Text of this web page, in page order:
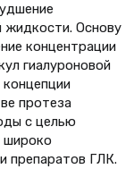
жидкости. Основу
концентрации
гиалуроно­вой
протеза
с целью
широко
препара­тов ГЛК.